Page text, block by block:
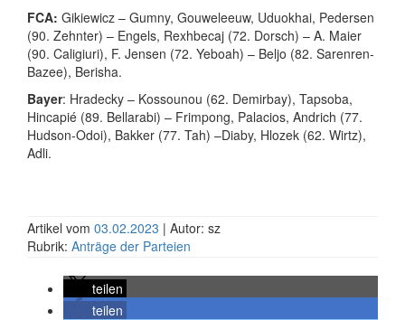
FCA: Gikiewicz – Gumny, Gouweleeuw, Uduokhai, Pedersen
(90. Zehnter) – Engels, Rexhbecaj (72. Dorsch) – A. Maier
(90. Caligiuri), F. Jensen (72. Yeboah) – Beljo (82. Sarenren-
Bazee), Berisha.
Bayer: Hradecky – Kossounou (62. Demirbay), Tapsoba,
Hincapié (89. Bellarabi) – Frimpong, Palacios, Andrich (77.
Hudson-Odoi), Bakker (77. Tah) –Diaby, Hlozek (62. Wirtz),
Adli.
Artikel vom 03.02.2023 | Autor: sz
Rubrik: Anträge der Parteien
teilen
teilen